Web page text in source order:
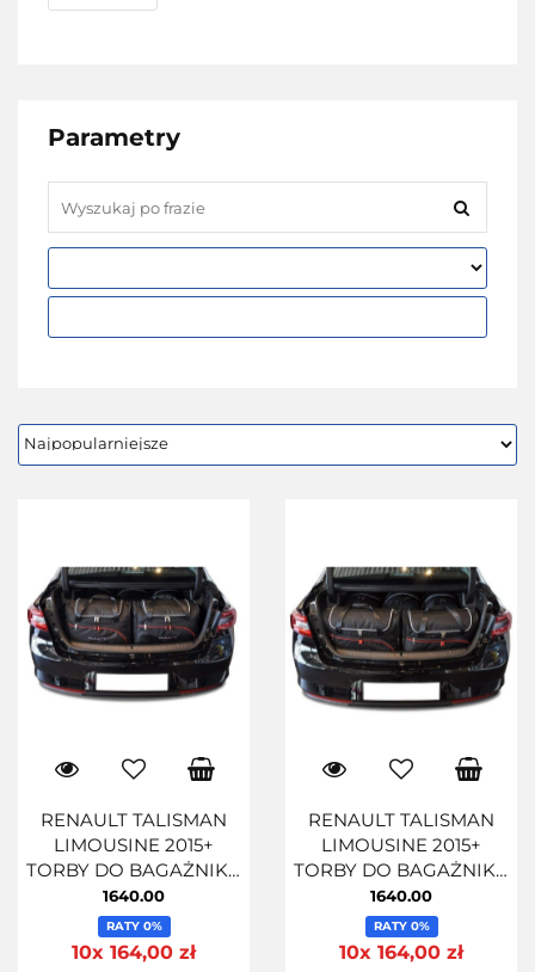
Parametry
RENAULT TALISMAN
LIMOUSINE 2015+
TORBY DO BAGAŻNIKA
5 SZT
1640.00
RATY 0%
10x 164,00 zł
RENAULT TALISMAN
LIMOUSINE 2015+
TORBY DO BAGAŻNIKA
5 SZT
1640.00
RATY 0%
10x 164,00 zł